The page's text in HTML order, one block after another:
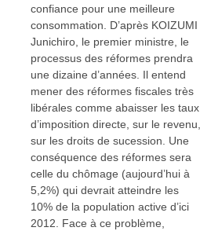
confiance pour une meilleure
consommation. D’après KOIZUMI
Junichiro, le premier ministre, le
processus des réformes prendra
une dizaine d’années. Il entend
mener des réformes fiscales très
libérales comme abaisser les taux
d’imposition directe, sur le revenu,
sur les droits de sucession. Une
conséquence des réformes sera
celle du chômage (aujourd’hui à
5,2%) qui devrait atteindre les
10% de la population active d’ici
2012. Face à ce problème,